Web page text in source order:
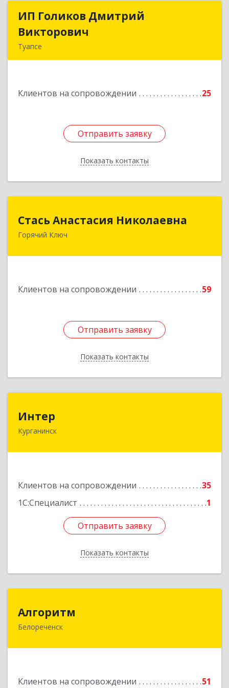
ИП Голиков Дмитрий
Викторович
Туапсе
Клиентов на сопровождении 25
Отправить заявку
Показать контакты
ИП Голиков Дмитрий
Подробнее
Отправить заявку
Назад
Стась Анастасия Николаевна
Горячий Ключ
Клиентов на сопровождении 59
Отправить заявку
Показать контакты
353290, г. Горячий Ключ, ул. Ленина, д. 242,
Отправить заявку
Назад
Интер
Курганинск
Клиентов на сопровождении
35
1С:Специалист
1
Отправить заявку
Показать контакты
352430, Краснодарский край, Курганинск г,
Отправить заявку
Назад
Алгоритм
Белореченск
Клиентов на сопровождении 51
352630, Краснодарский край, Белореченский р-